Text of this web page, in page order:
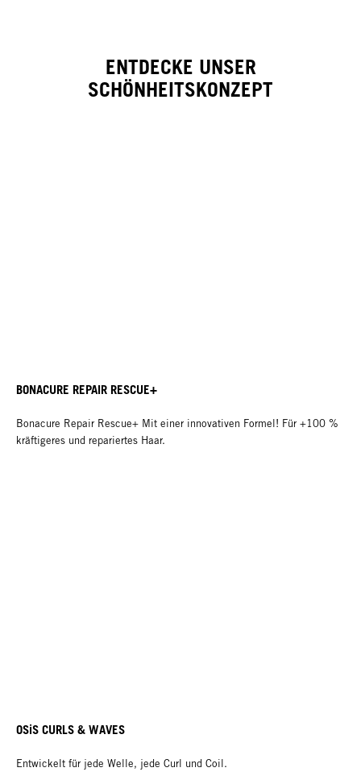
ENTDECKE UNSER
SCHÖNHEITSKONZEPT
BONACURE REPAIR RESCUE+
Bonacure Repair Rescue+ Mit einer innovativen Formel! Für +100 %
kräftigeres und repariertes Haar.
OSiS CURLS & WAVES
Entwickelt für jede Welle, jede Curl und Coil.